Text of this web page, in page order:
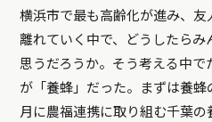
横浜市で最も高齢化が進み、
離れていく中で、どうしたらみ
思うだろうか。そう考える中
が「養蜂」だった。まずは養蜂
月に農福連携に取り組む千葉